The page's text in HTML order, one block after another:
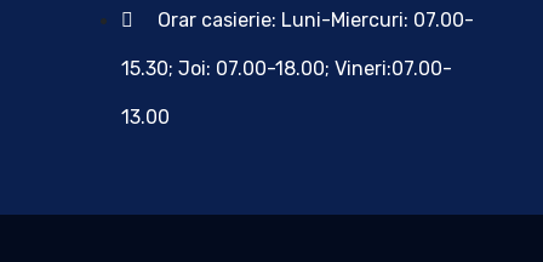
Orar casierie: Luni-Miercuri: 07.00-
15.30; Joi: 07.00-18.00; Vineri:07.00-
13.00